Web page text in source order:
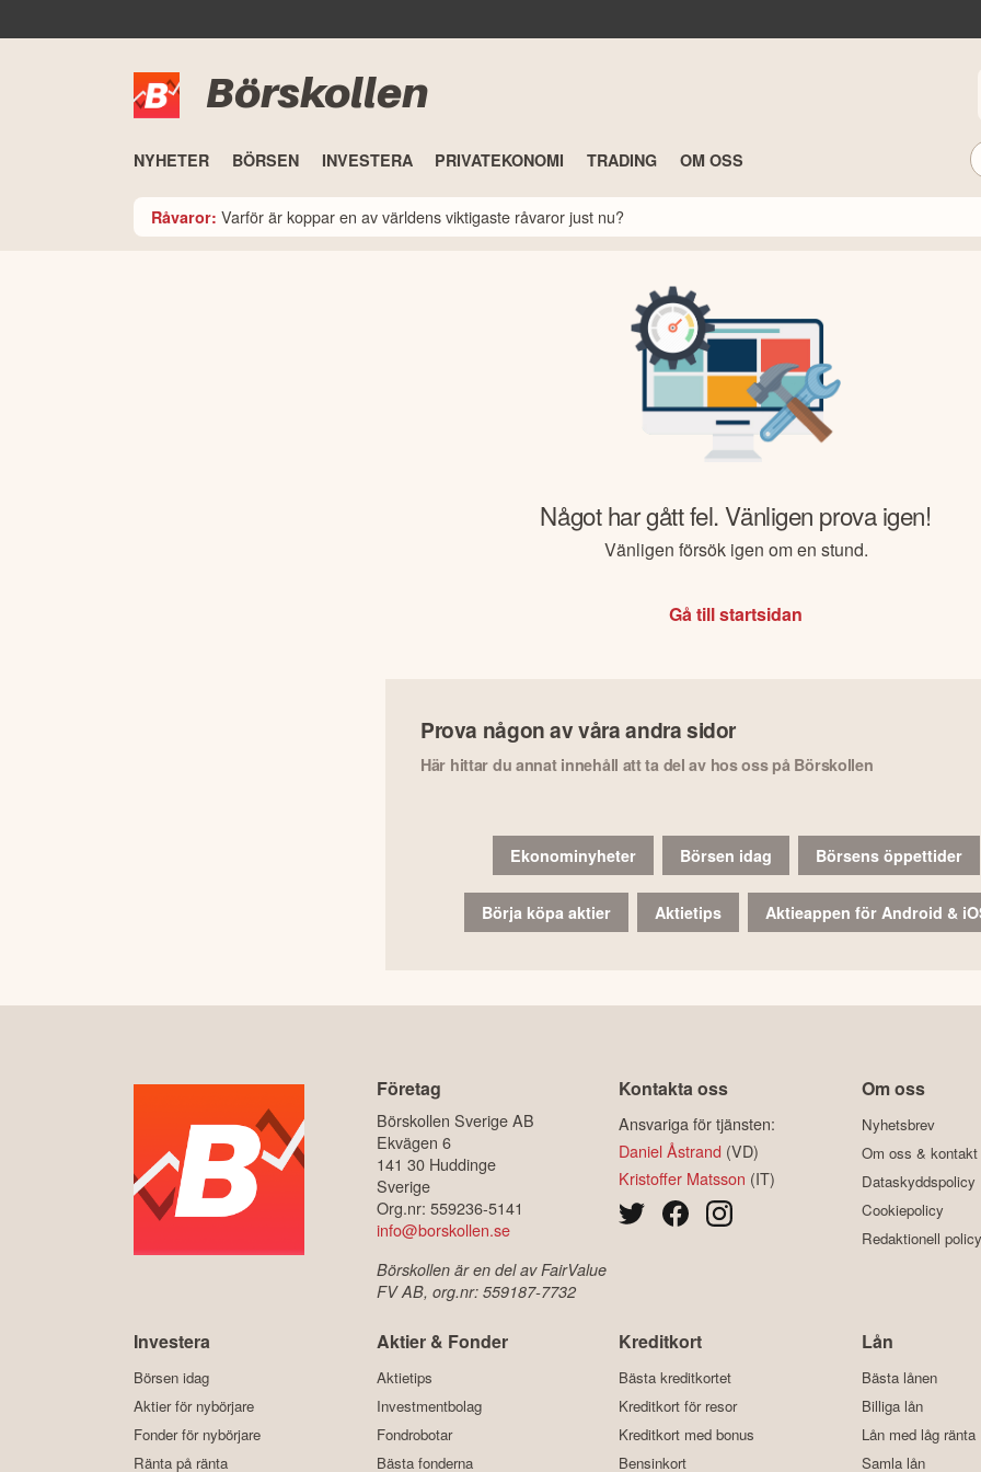
Börskollen
NYHETER BÖRSEN INVESTERA PRIVATEKONOMI TRADING OM OSS
Råvaror: Varför är koppar en av världens viktigaste råvaror just nu?
Något har gått fel. Vänligen prova igen!
Vänligen försök igen om en stund.
Gå till startsidan
Prova någon av våra andra sidor
Här hittar du annat innehåll att ta del av hos oss på Börskollen
Ekonominyheter Börsen idag Börsens öppettider
Börja köpa aktier Aktietips Aktieappen för Android &
Företag
Börskollen Sverige AB
Ekvägen 6
141 30 Huddinge
Sverige
Org.nr: 559236-5141
info@borskollen.se
Börskollen är en del av FairValue
FV AB, org.nr: 559187-7732
Kontakta oss
Ansvariga för tjänsten:
Daniel Åstrand (VD)
Kristoffer Matsson (IT)
Om oss
Nyhetsbrev
Om oss & kontakt
Dataskyddspolicy
Cookiepolicy
Redaktionell policy
Investera
Börsen idag
Aktier för nybörjare
Fonder för nybörjare
Ränta på ränta
Aktier & Fonder
Aktietips
Investmentbolag
Fondrobotar
Bästa fonderna
Kreditkort
Bästa kreditkortet
Kreditkort för resor
Kreditkort med bonus
Bensinkort
Lån
Bästa lånen
Billiga lån
Lån med låg ränta
Samla lån